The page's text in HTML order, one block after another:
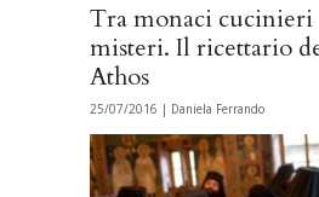
Tra monaci cucinieri
misteri. Il ricettario
Athos
25/07/2016 | Daniela Ferrando